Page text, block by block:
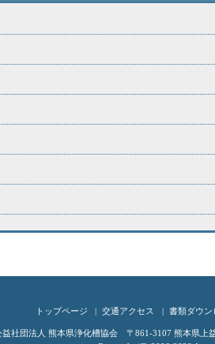
トップページ 交通アクセス 書類ダウン
益社団法人 熊本県浄化槽協会 〒861-3107 熊本県